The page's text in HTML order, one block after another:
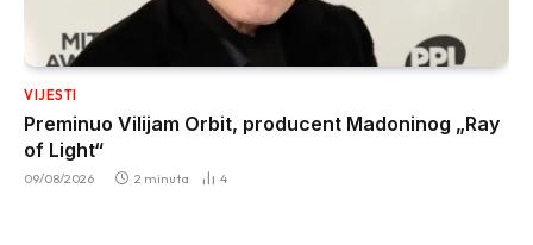
VIJESTI
Preminuo Vilijam Orbit, producent Madoninog „Ray
of Light“
09/08/2026 2 minuta 4